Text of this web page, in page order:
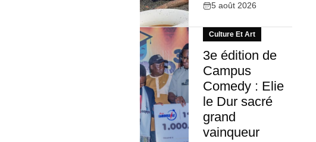
5 août 2026
Culture Et Art
3e édition de
Campus
Comedy : Elie
le Dur sacré
grand
vainqueur